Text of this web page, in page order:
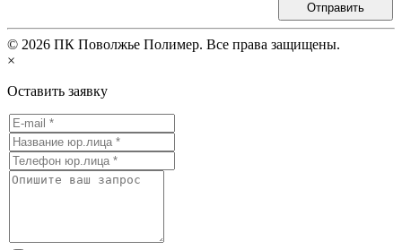
Отправить
© 2026 ПК Поволжье Полимер. Все права защищены.
×
Оставить заявку